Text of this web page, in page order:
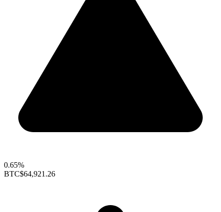
0.65%
BTC$64,921.26